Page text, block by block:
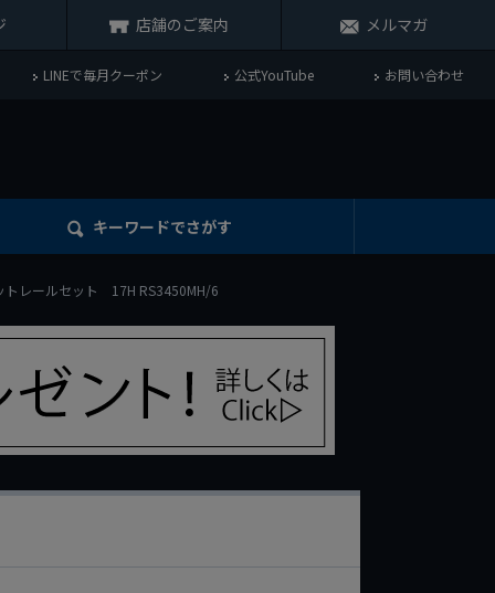
店舗のご案内 メルマガ
LINEで毎月クーポン 公式YouTube お問い合わせ
キーワードでさがす
トレールセット 17H RS3450MH/6